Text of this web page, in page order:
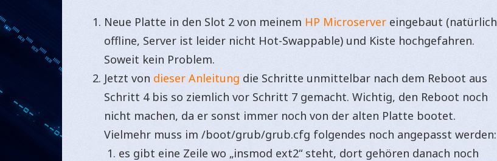
Neue Platte in den Slot 2 von meinem HP Microserver eingebaut (natürlich
offline, Server ist leider nicht Hot-Swappable) und Kiste hochgefahren.
Soweit kein Problem.
Jetzt von dieser Anleitung die Schritte unmittelbar nach dem Reboot aus
Schritt 4 bis so ziemlich vor Schritt 7 gemacht. Wichtig, den Reboot noch
nicht machen, da er sonst immer noch von der alten Platte bootet.
Vielmehr muss im /boot/grub/grub.cfg folgendes noch angepasst werden:
es gibt eine Zeile wo „insmod ext2“ steht, dort gehören danach noch